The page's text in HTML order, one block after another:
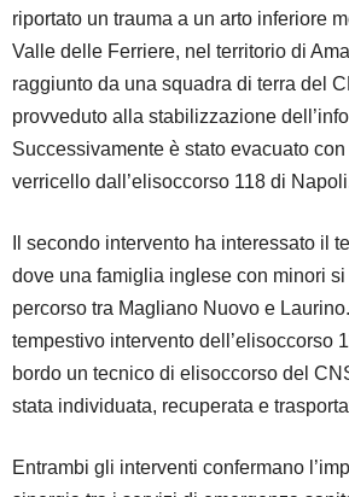
riportato un trauma a un arto inferiore
Valle delle Ferriere, nel territorio di
raggiunto da una squadra di terra del
provveduto alla stabilizzazione
Successivamente è stato evacuato con
verricello dall’elisoccorso 118 di
Il secondo intervento ha interessato il
dove una famiglia inglese con minori si
percorso tra Magliano Nuovo e
tempestivo intervento dell’elisoccorso
bordo un tecnico di elisoccorso del
stata individuata, recuperata e
Entrambi gli interventi confermano